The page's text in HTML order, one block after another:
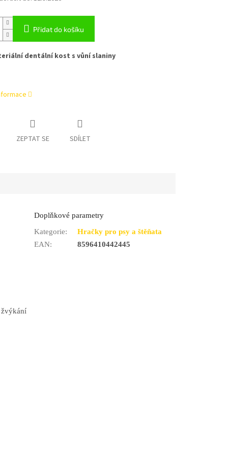
Přidat do košíku
dentální kost s vůní slaniny
ZEPTAT SE SDÍLET
žvýkání
Doplňkové parametry
Kategorie:
Hračky pro psy a štěňata
EAN: 8596410442445